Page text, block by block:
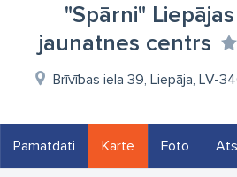
"Spārni"
jaunatnes centrs
Brīvības iela 39, Liepāja, LV-
Pamatdati Karte Foto